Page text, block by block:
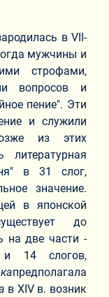
в VII-
мужчины и
строфами,
вопросов и
пение". Эти
и служили
из этих
литературная
в 31 слог,
значение.
в японской
до
на две части -
14 слогов,
предполагала
в ХIV в. возник